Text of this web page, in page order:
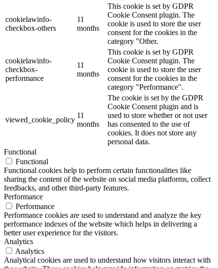
cookielawinfo-
checkbox-others
11
months
This cookie is set by GDPR
Cookie Consent plugin. The
cookie is used to store the user
consent for the cookies in the
category "Other.
cookielawinfo-
checkbox-
performance
11
months
This cookie is set by GDPR
Cookie Consent plugin. The
cookie is used to store the user
consent for the cookies in the
category "Performance".
viewed_cookie_policy
11
months
The cookie is set by the GDPR
Cookie Consent plugin and is
used to store whether or not user
has consented to the use of
cookies. It does not store any
personal data.
Functional
Functional
Functional cookies help to perform certain functionalities like
sharing the content of the website on social media platforms, collect
feedbacks, and other third-party features.
Performance
Performance
Performance cookies are used to understand and analyze the key
performance indexes of the website which helps in delivering a
better user experience for the visitors.
Analytics
Analytics
Analytical cookies are used to understand how visitors interact with